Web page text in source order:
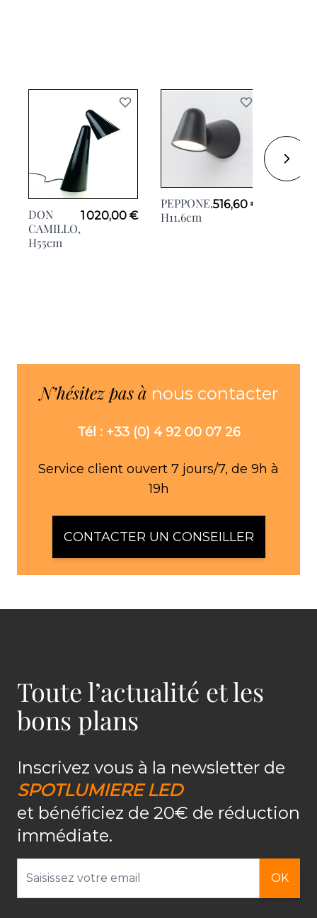
DON
CAMILLO,
H55cm
1 020,00 €
PEPPONE,
H11.6cm
516,60 €
N’hésitez pas à nous contacter
Tél : +33 (0) 4 92 00 07 26
Service client ouvert 7 jours/7, de 9h à
19h
CONTACTER UN CONSEILLER
Toute l’actualité et les
bons plans
Inscrivez vous à la newsletter de
SPOTLUMIERE LED
et bénéficiez de 20€ de réduction
immédiate.
OK